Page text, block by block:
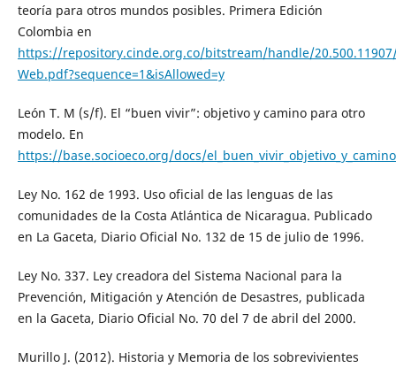
teoría para otros mundos posibles. Primera Edición
Colombia en
https://repository.cinde.org.co/bitstream/handle/
Web.pdf?sequence=1&isAllowed=y
León T. M (s/f). El “buen vivir”: objetivo y camino para otro
modelo. En
https://base.socioeco.org/docs/
Ley No. 162 de 1993. Uso oficial de las lenguas de las
comunidades de la Costa Atlántica de Nicaragua. Publicado
en La Gaceta, Diario Oficial No. 132 de 15 de julio de 1996.
Ley No. 337. Ley creadora del Sistema Nacional para la
Prevención, Mitigación y Atención de Desastres, publicada
en la Gaceta, Diario Oficial No. 70 del 7 de abril del 2000.
Murillo J. (2012). Historia y Memoria de los sobrevivientes